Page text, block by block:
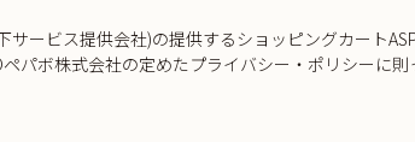
サービス提供会社)の提供するショッピングカート
パボ株式会社の定めた プライバシー・ポリシー に則